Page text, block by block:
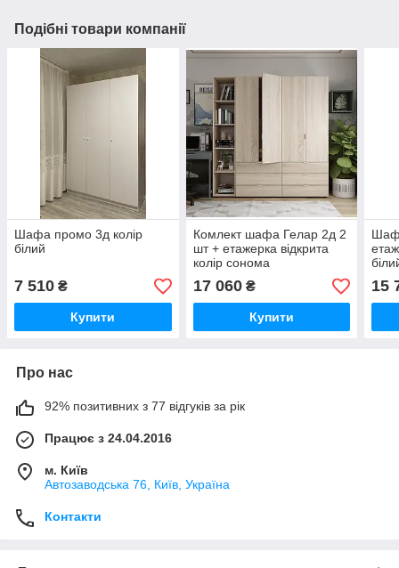
Подібні товари компанії
Шафа промо 3д колір
білий
7 510 ₴
Купити
Комлект шафа Гелар 2д 2
шт + етажерка відкрита
колір сонома
17 060₴
Купити
15
Про нас
92% позитивних з 77 відгуків за рік
Працює з 24.04.2016
м. Київ
Автозаводська 76, Київ, Україна
Контакти